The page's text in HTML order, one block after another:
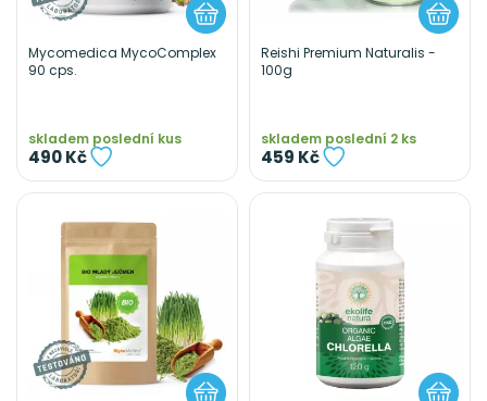
Mycomedica MycoComplex
90 cps.
skladem poslední kus
490 Kč
Reishi Premium Naturalis -
100g
skladem poslední 2 ks
459 Kč